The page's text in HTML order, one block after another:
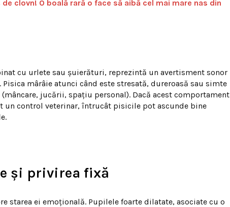
clovn! O boală rară o face să aibă cel mai mare nas din
cu urlete sau șuierături, reprezintă un avertisment sonor
mârâie atunci când este stresată, dureroasă sau simte
jucării, spațiu personal). Dacă acest comportament
un control veterinar, întrucât pisicile pot ascunde bine
și privirea fixă
starea ei emoțională. Pupilele foarte dilatate, asociate cu o